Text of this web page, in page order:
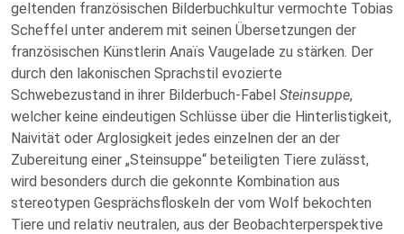
geltenden französischen Bilderbuchkultur vermochte Tobias
Scheffel unter anderem mit seinen Übersetzungen der
französischen Künstlerin Anaïs Vaugelade zu stärken. Der
durch den lakonischen Sprachstil evozierte
Schwebezustand in ihrer Bilderbuch-Fabel Steinsuppe,
welcher keine eindeutigen Schlüsse über die Hinterlistigkeit,
Naivität oder Arglosigkeit jedes einzelnen der an der
Zubereitung einer „Steinsuppe“ beteiligten Tiere zulässt,
wird besonders durch die gekonnte Kombination aus
stereotypen Gesprächsfloskeln der vom Wolf bekochten
Tiere und relativ neutralen, aus der Beobachterperspektive